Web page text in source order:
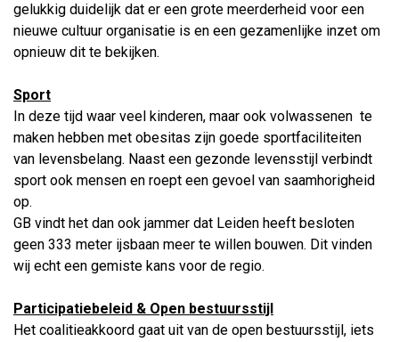
gelukkig duidelijk dat er een grote meerderheid voor een
nieuwe cultuur organisatie is en een gezamenlijke inzet om
opnieuw dit te bekijken.
Sport
In deze tijd waar veel kinderen, maar ook volwassenen te
maken hebben met obesitas zijn goede sportfaciliteiten
van levensbelang. Naast een gezonde levensstijl verbindt
sport ook mensen en roept een gevoel van saamhorigheid
op.
GB vindt het dan ook jammer dat Leiden heeft besloten
geen 333 meter ijsbaan meer te willen bouwen. Dit vinden
wij echt een gemiste kans voor de regio.
Participatiebeleid & Open bestuursstijl
Het coalitieakkoord gaat uit van de open bestuursstijl, iets